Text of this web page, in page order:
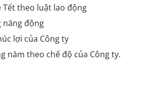
Tết theo luật lao động
năng động
lợi của Công ty
năm theo chế độ của Công ty.